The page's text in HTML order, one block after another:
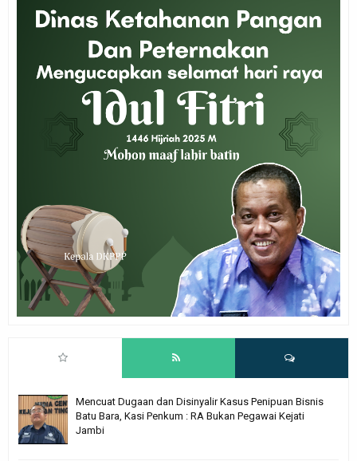
Mencuat Dugaan dan Disinyalir Kasus Penipuan Bisnis
Batu Bara, Kasi Penkum : RA Bukan Pegawai Kejati
Jambi